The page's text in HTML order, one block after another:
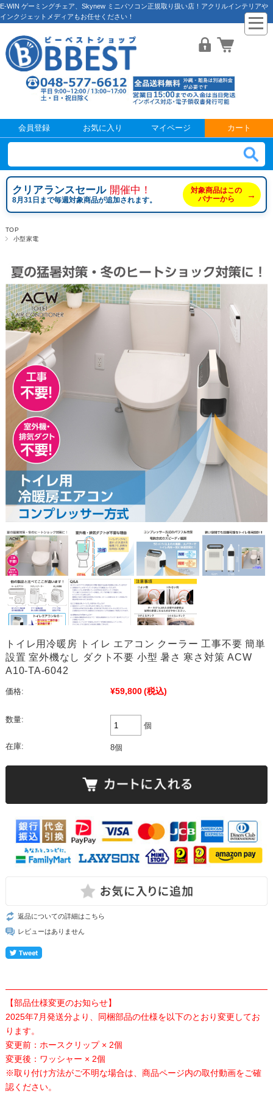
E-WIN ゲーミングチェア、Skynew ミニパソコン正規取り扱い店！アクリルインテリアや
インクジェットメディアもお任せください！
会員登録 お気に入り マイページ カート
クリアランスセール 開催中！
8月31日まで毎週対象商品が追加されます。
対象商品はこの
バナーから
→
TOP
小型家電
トイレ用冷暖房 トイレ エアコン クーラー 工事不要 簡単
設置 室外機なし ダクト不要 小型 暑さ 寒さ対策 ACW
A10-TA-6042
価格: ¥59,800(税込)
数量:
個
在庫: 8個
返品についての詳細はこちら
レビューはありません
【部品仕様変更のお知らせ】
2025年7月発送分より、同梱部品の仕様を以下のとおり変更してお
ります。
変更前：ホースクリップ × 2個
変更後：ワッシャー × 2個
※取り付け方法がご不明な場合は、商品ページ内の取付動画をご確
認ください。